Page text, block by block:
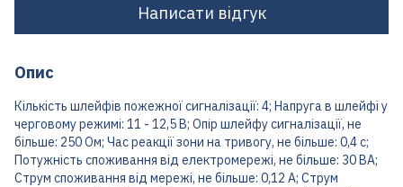
Написати відгук
Опис
Кількість шлейфів пожежної сигналізації: 4; Напруга в шлейфі у
черговому режимі: 11 - 12,5 В; Опір шлейфу сигналізації, не
більше: 250 Ом; Час реакції зони на тривогу, не більше: 0,4 с;
Потужність споживання від електромережі, не більше: 30 ВА;
Струм споживання від мережі, не більше: 0,12 А; Струм